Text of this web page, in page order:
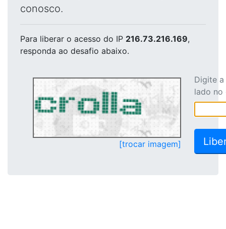
conosco.
Para liberar o acesso do IP 216.73.216.169,
responda ao desafio abaixo.
[trocar imagem]
Digite
lado no